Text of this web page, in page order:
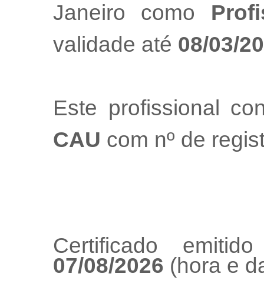
Janeiro como
validade até 08/03/
Este profissional
CAU com nº de
Certificado
07/08/2026 (hora e